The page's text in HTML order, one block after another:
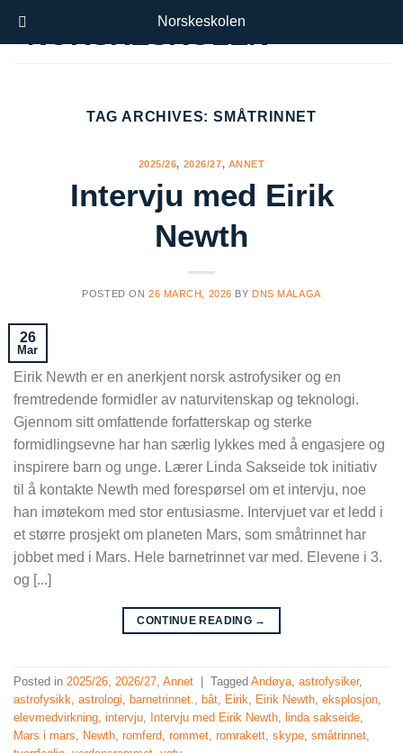
TAG ARCHIVES:SMÅTRINNET
2025/26, 2026/27, ANNET
Intervju med Eirik
Newth
POSTED ON 26 MARCH, 2026 BY DNS MALAGA
26
Mar
Eirik Newth er en anerkjent norsk astrofysiker og en
fremtredende formidler av naturvitenskap og teknologi.
Gjennom sitt omfattende forfatterskap og sterke
formidlingsevne har han særlig lykkes med å engasjere og
inspirere barn og unge. Lærer Linda Sakseide tok initiativ
til å kontakte Newth med forespørsel om et intervju, noe
han imøtekom med stor entusiasme. Intervjuet var et ledd i
et større prosjekt om planeten Mars, som småtrinnet har
jobbet med i Mars. Hele barnetrinnet var med. Elevene i 3.
og [...]
CONTINUE READING →
Posted in 2025/26, 2026/27, Annet Tagged Andøya, astrofysiker,
astrofysikk, astrologi, barnetrinnet., båt, Eirik, Eirik Newth, eksplosjon,
elevmedvirkning, intervju, Intervju med Eirik Newth, linda sakseide,
Mars i mars, Newth, romferd, rommet, romrakett, skype, småtrinnet,
Norskeskolen